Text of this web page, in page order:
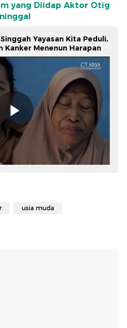
yang Diidap Aktor Otig
Yayasan Kita Peduli,
Kanker Menenun Harapan
usia muda